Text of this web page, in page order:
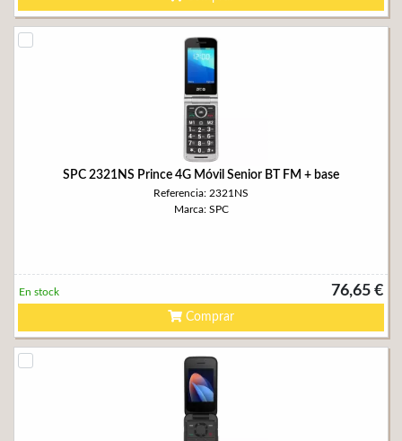
SPC 2321NS Prince 4G Móvil Senior BT FM + base
Referencia: 2321NS
Marca: SPC
76,65 €
En stock
Comprar